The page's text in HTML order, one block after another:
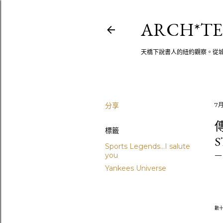
天橋下說書人的紐約觀察。從
分享
標籤
Sports Legends...I salute
you
Yankees Universe
7
數